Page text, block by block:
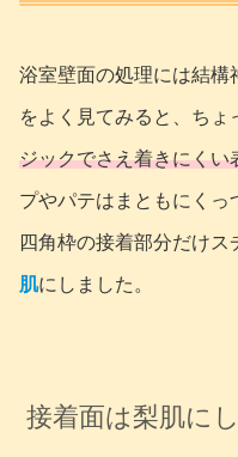
浴室壁面の処理には結構
をよく見てみると、ちょ
ジックでさえ着きにくい
プやパテはまともにくっ
四角枠の接着部分だけ
肌にしました。
接着面は梨肌に